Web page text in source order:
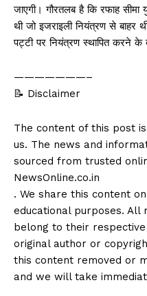
जाएगी। गौरतलब है कि रफाह सीमा
थी जो इजराइली नियंत्रण से बाहर
पट्टी पर नियंत्रण स्थापित करने के
———————–
📝 Disclaimer
The content of this post
us. The news and
sourced from trusted
NewsOnline.co.in
. We share this content
educational purposes.
belong to their
original author or
this content removed or
and we will take